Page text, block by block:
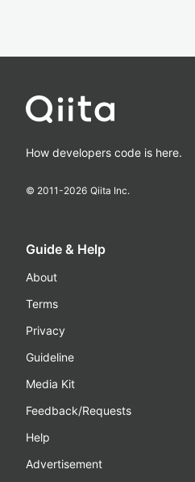
How developers code is here.
© 2011-2026 Qiita Inc.
Guide & Help
About
Terms
Privacy
Guideline
Media Kit
Feedback/Requests
Help
Advertisement